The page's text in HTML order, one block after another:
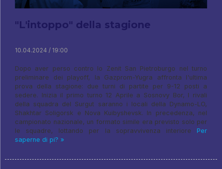
"L'intoppo" della stagione
10.04.2024 / 19:00
Dopo aver perso contro lo Zenit San Pietroburgo nel turno
preliminare dei playoff, la Gazprom-Yugra affronta l'ultima
prova della stagione: due turni di partite per 9-12 posti a
sedere. Inizia il primo turno 12 Aprile a Sosnovy Bor, I rivali
della squadra del Surgut saranno i locali della Dynamo-LO,
Shakhtar Soligorsk e Nova Kuibyshevsk. In precedenza, nel
campionato nazionale, un formato simile era previsto solo per
le squadre, lottando per la sopravvivenza interiore Per
saperne di pi? »